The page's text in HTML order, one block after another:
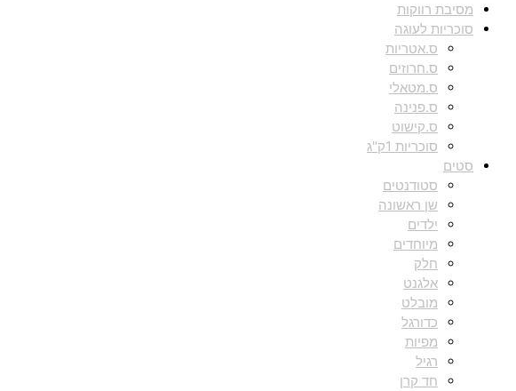
מסיבת רווקות
סוכריות לעוגה
ס.אטריות
ס.חרוזים
ס.מטאלי
ס.פנינה
ס.קישוט
סוכריות 1ק"ג
סטים
סטודנטים
שן ראשונה
ילדים
מיוחדים
חלק
אלגנט
מובלט
כדורגל
מפיות
רגיל
חד קרן